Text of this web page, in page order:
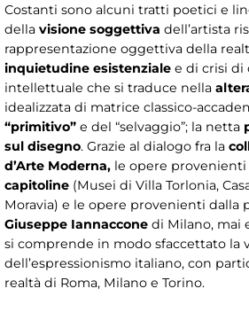
Costanti sono alcuni tratti poetici e
della visione soggettiva dell’artista
rappresentazione oggettiva della
inquietudine esistenziale e di crisi di
intellettuale che si traduce nella
idealizzata di matrice classico-
“primitivo” e del “selvaggio”; la netta
sul disegno. Grazie al dialogo fra la
d’Arte Moderna, le opere provenienti
capitoline (Musei di Villa Torlonia,
Moravia) e le opere provenienti dalla
Giuseppe Iannaccone di Milano, mai
si comprende in modo sfaccettato la
dell’espressionismo italiano, con
realtà di Roma, Milano e Torino.